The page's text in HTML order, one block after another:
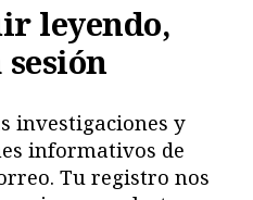
de El Niño: más
marinos
en riesgo:
leyendo,
investigaciones y
informativos de
Tu registro nos